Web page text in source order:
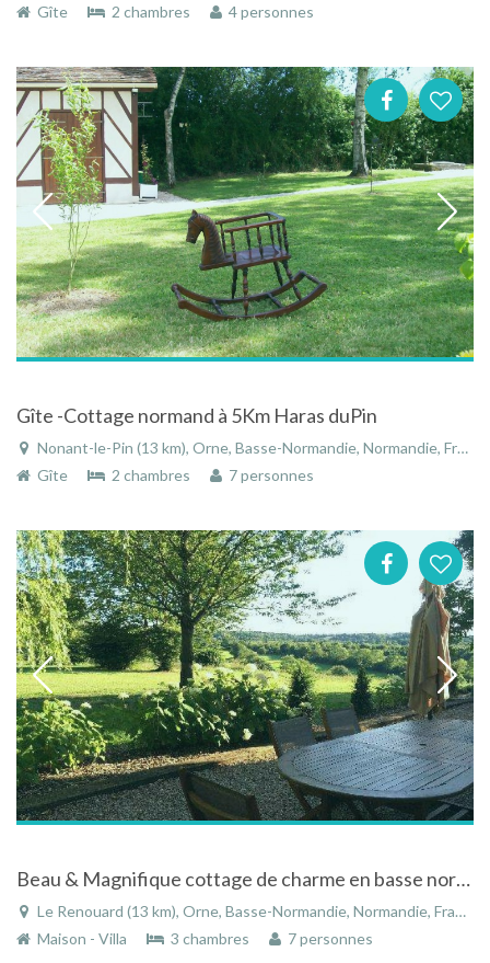
Gîte
2 chambres 4 personnes
Gîte -Cottage normand à 5Km Haras duPin
Nonant-le-Pin (13 km), Orne, Basse-Normandie, Normandie, France
Gîte
2 chambres 7 personnes
Beau & Magnifique cottage de charme en basse normandie
Le Renouard (13 km), Orne, Basse-Normandie, Normandie, France
Maison - Villa
3 chambres 7 personnes